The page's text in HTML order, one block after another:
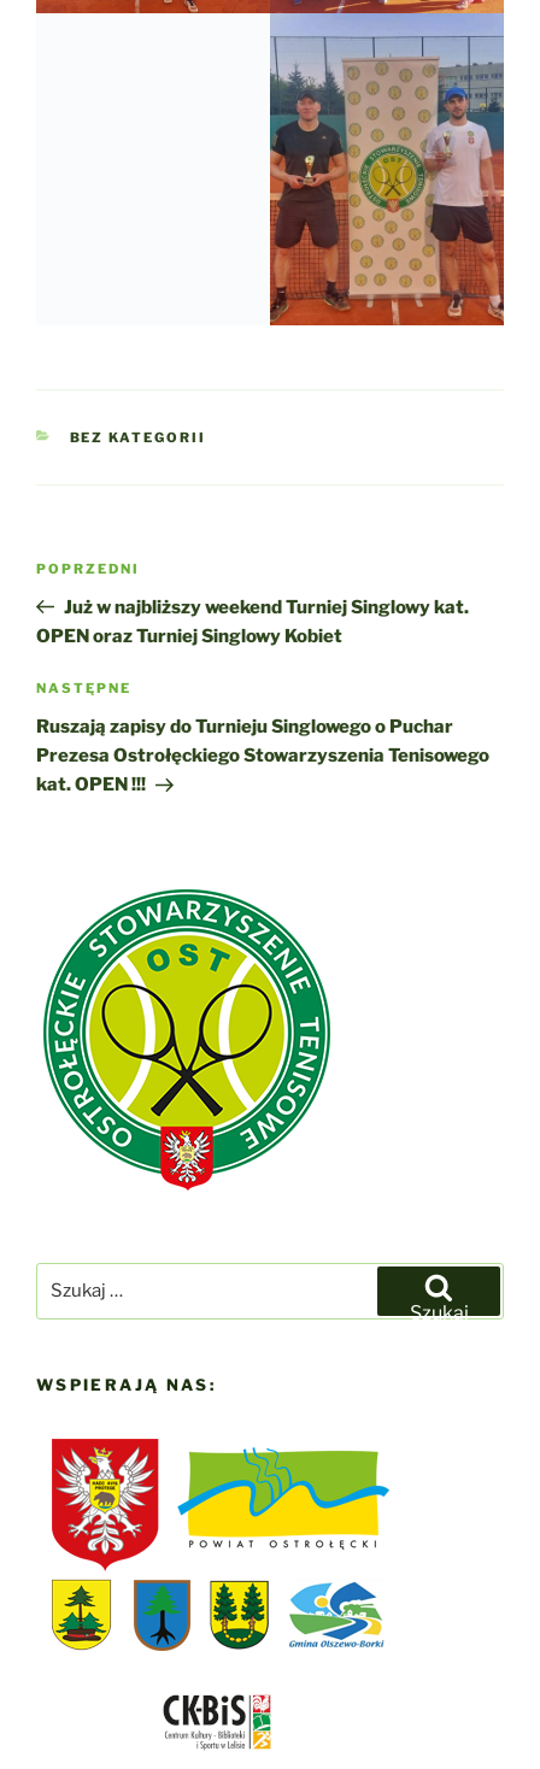
KATEGORIE
BEZ KATEGORII
Poprzedni
wpis
POPRZEDNI
Już w najbliższy weekend Turniej Singlowy kat.
OPEN oraz Turniej Singlowy Kobiet
Następny
wpis
NASTĘPNE
Ruszają zapisy do Turnieju Singlowego o Puchar
Prezesa Ostrołęckiego Stowarzyszenia Tenisowego
kat. OPEN !!!
Szukaj
WSPIERAJĄ NAS: